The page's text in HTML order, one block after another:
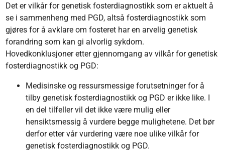
Det er vilkår for genetisk fosterdiagnostikk som er aktuelt å
se i sammenheng med PGD, altså fosterdiagnostikk som
gjøres for å avklare om fosteret har en arvelig genetisk
forandring som kan gi alvorlig sykdom.
Hovedkonklusjoner etter gjennomgang av vilkår for genetisk
fosterdiagnostikk og PGD:
Medisinske og ressursmessige forutsetninger for å
tilby genetisk fosterdiagnostikk og PGD er ikke like. I
en del tilfeller vil det ikke være mulig eller
hensiktsmessig å vurdere begge mulighetene. Det bør
derfor etter vår vurdering være noe ulike vilkår for
genetisk fosterdiagnostikk og PGD.